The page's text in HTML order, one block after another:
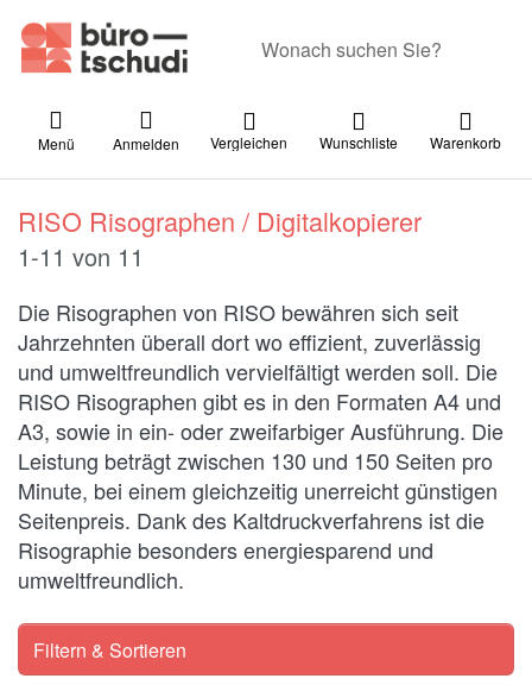
Menü Anmelden Vergleichen Wunschliste Warenkorb
RISO Risographen / Digitalkopierer
Suchergebnisse:
1-11 von 11
Die Risographen von RISO bewähren sich seit
Jahrzehnten überall dort wo effizient, zuverlässig
und umweltfreundlich vervielfältigt werden soll. Die
RISO Risographen gibt es in den Formaten A4 und
A3, sowie in ein- oder zweifarbiger Ausführung. Die
Leistung beträgt zwischen 130 und 150 Seiten pro
Minute, bei einem gleichzeitig unerreicht günstigen
Seitenpreis. Dank des Kaltdruckverfahrens ist die
Risographie besonders energiesparend und
umweltfreundlich.
Filtern & Sortieren